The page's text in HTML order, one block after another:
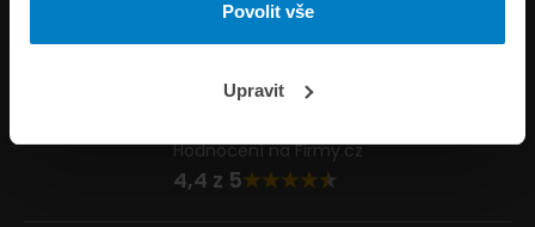
Povolit vše
Upravit
Napište nám
Hodnocení na Firmy.cz
4,4 z 5